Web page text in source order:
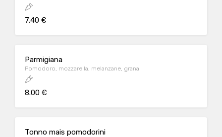
7.40 €
Parmigiana
Pomodoro, mozzarella, melanzane, grana
8.00 €
Tonno mais pomodorini